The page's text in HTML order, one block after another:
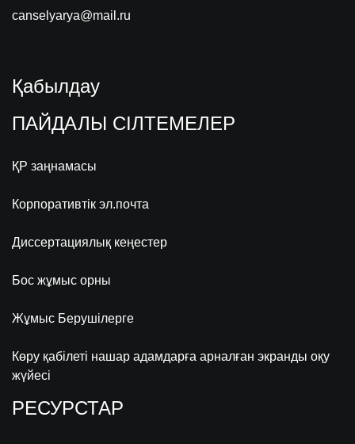
canselyarya@mail.ru
Қабылдау
ПАЙДАЛЫ СІЛТЕМЕЛЕР
ҚР заңнамасы
Корпоративтік эл.почта
Диссертациялық кеңестер
Бос жұмыс орны
Жұмыс Берушілерге
Көру қабілеті нашар адамдарға арналған экранды оқу
жүйесі
РЕСУРСТАР